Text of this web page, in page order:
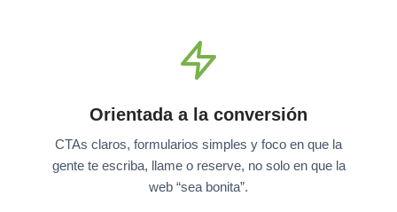
Orientada a la conversión
CTAs claros, formularios simples y foco en que la
gente te escriba, llame o reserve, no solo en que la
web “sea bonita”.